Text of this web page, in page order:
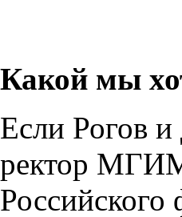
Какой мы
Если Рогов и
ректор